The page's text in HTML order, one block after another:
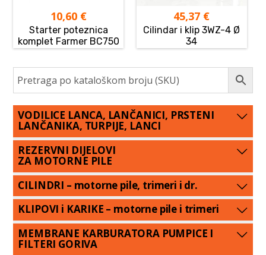
10,60 €
Starter poteznica
komplet Farmer BC750
45,37 €
Cilindar i klip 3WZ-4 Ø
34
VODILICE LANCA, LANČANICI, PRSTENI
LANČANIKA, TURPIJE, LANCI
REZERVNI DIJELOVI
ZA MOTORNE PILE
CILINDRI – motorne pile, trimeri i dr.
KLIPOVI i KARIKE – motorne pile i trimeri
MEMBRANE KARBURATORA PUMPICE I
FILTERI GORIVA